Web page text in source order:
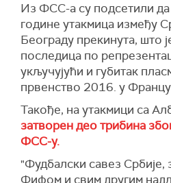
Из ФСС-а су подсетили да
године утакмица између
Београду прекинута, што
последица по
укључујући и губитак
првенство 2016. у
Такође, на утакмици са
затворен део трибина
ФСС-у.
"Фудбалски савез Србије,
Фифом и свим другим